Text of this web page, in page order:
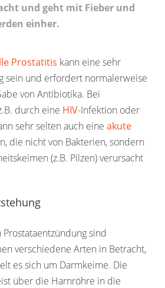
und geht mit Fieber und
einher.
Prostatitis kann eine sehr
sein und erfordert normalerweise
von Antibiotika. Bei
durch eine HIV-Infektion oder
sehr selten auch eine akute
die nicht von Bakterien, sondern
(z.B. Pilzen) verursacht
sind
verschiedene Arten in Betracht,
es sich um Darmkeime. Die
über die Harnröhre in die